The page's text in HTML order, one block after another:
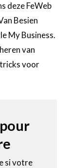
deze FeWeb
Besien
My Business.
van
voor
si votre